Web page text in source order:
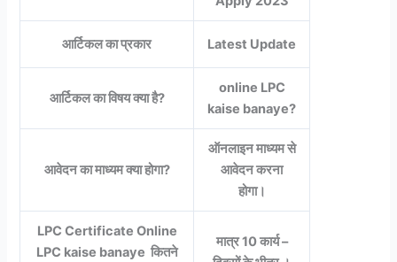
आर्टिकल का प्रकार Latest Update
आर्टिकल का विषय क्या है?
online LPC
kaise banaye?
आवेदन का माध्यम क्या होगा?
ऑनलाइन माध्यम से
आवेदन करना
होगा।
LPC Certificate Online
LPC kaise banaye कितने
मात्र 10 कार्य –